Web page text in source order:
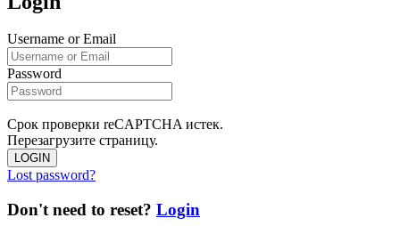
Username or Email
Password
Срок проверки reCAPTCHA истек.
Перезагрузите страницу.
LOGIN
Lost password?
Don't need to reset? Login